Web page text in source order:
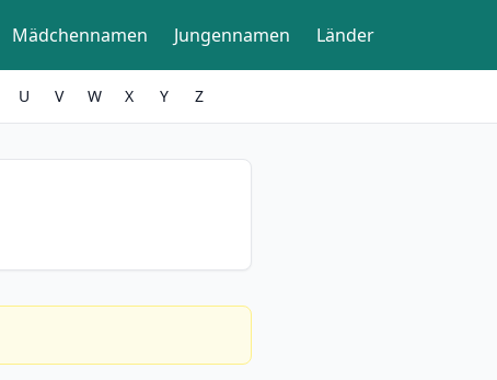
Mädchennamen Jungennamen Länder
U V W X Y Z